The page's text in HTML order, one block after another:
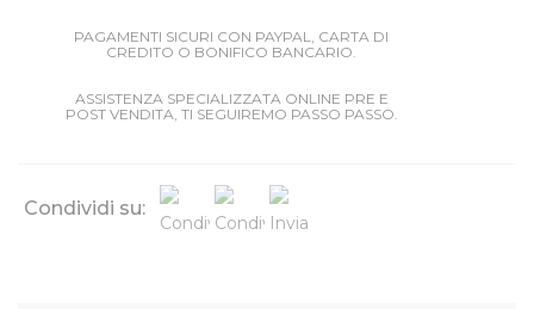
PAGAMENTI SICURI CON PAYPAL, CARTA DI
CREDITO O BONIFICO BANCARIO.
ASSISTENZA SPECIALIZZATA ONLINE PRE E
POST VENDITA, TI SEGUIREMO PASSO PASSO.
Condividi su: